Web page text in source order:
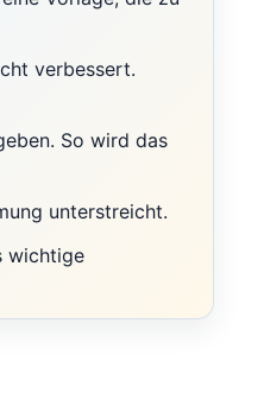
verbessert.
So wird das
unterstreicht.
wichtige